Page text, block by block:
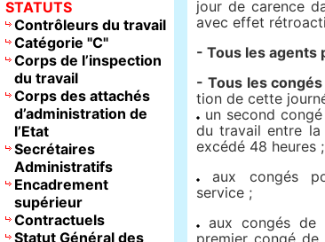
jour de carence
avec effet
- Tous les agents
- Tous les
tion de cette
un second
du travail entre la
excédé 48 heures ;
aux congés
service ;
aux congés de
premier congé de
STATUTS
Contrôleurs du travail
Catégorie "C"
Corps de l’inspection
du travail
Corps des attachés
d’administration de
l’Etat
Secrétaires
Administratifs
Encadrement
supérieur
Contractuels
Statut Général des